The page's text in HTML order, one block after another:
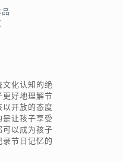
化认知的绝
更好地理解节
以开放的态度
让孩子享受
可以成为孩子
节日记忆的